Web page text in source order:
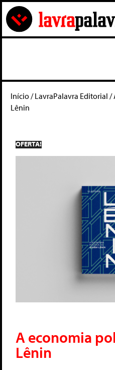
Início/LavraPalavra Editorial /
Lênin
OFERTA!
A economia
Lênin